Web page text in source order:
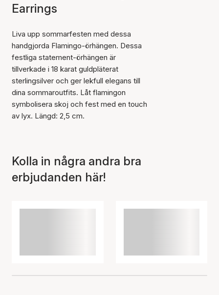
Earrings
Liva upp sommarfesten med dessa
handgjorda Flamingo-örhängen. Dessa
festliga statement-örhängen är
tillverkade i 18 karat guldpläterat
sterlingsilver och ger lekfull elegans till
dina sommaroutfits. Låt flamingon
symbolisera skoj och fest med en touch
av lyx. Längd: 2,5 cm.
Kolla in några andra bra
erbjudanden här!